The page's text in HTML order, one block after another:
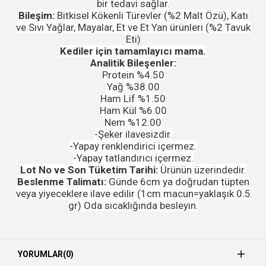
bir tedavi sağlar.
Bileşim:Bitkisel Kökenli Türevler (%2 Malt Özü), Katı
ve Sıvı Yağlar, Mayalar, Et ve Et Yan ürünleri (%2 Tavuk
Eti)
Kediler için tamamlayıcı mama.
Analitik Bileşenler:
Protein %4.50
Yağ %38.00
Ham Lif %1.50
Ham Kül %6.00
Nem %12.00
-Şeker ilavesizdir.
-Yapay renklendirici içermez.
-Yapay tatlandırıcı içermez.
Lot No ve Son Tüketim Tarihi:Ürünün üzerindedir.
Beslenme Talimatı: Günde 6cm ya doğrudan tüpten
veya yiyeceklere ilave edilir (1cm macun=yaklaşık 0.5
gr) Oda sıcaklığında besleyin.
YORUMLAR(0)